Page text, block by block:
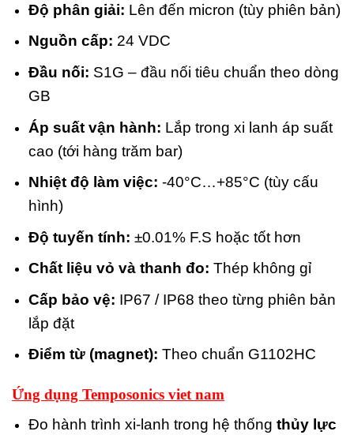
Độ phân giải: Lên đến micron (tùy phiên bản)
Nguồn cấp: 24 VDC
Đầu nối: S1G – đầu nối tiêu chuẩn theo dòng
GB
Áp suất vận hành: Lắp trong xi lanh áp suất
cao (tới hàng trăm bar)
Nhiệt độ làm việc: -40°C…+85°C (tùy cấu
hình)
Độ tuyến tính: ±0.01% F.S hoặc tốt hơn
Chất liệu vỏ và thanh đo: Thép không gỉ
Cấp bảo vệ: IP67 / IP68 theo từng phiên bản
lắp đặt
Điểm từ (magnet): Theo chuẩn G1102HC
Ứng dụng Temposonics viet nam
Đo hành trình xi-lanh trong hệ thống thủy lực